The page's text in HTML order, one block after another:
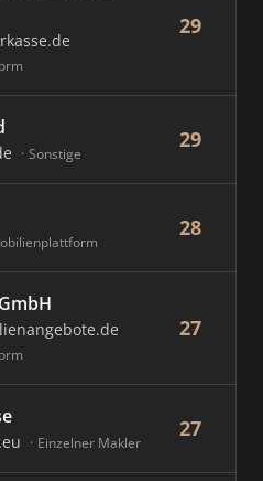
29
Sonstige
29
28
27
Einzelner Makler
27